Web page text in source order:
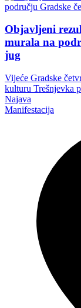
Objavljeni
murala na
jug
Vijeće Gradske
kulturu Trešnjevka
Najava
Manifestacija